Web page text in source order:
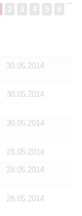
2 3 4 5 6
30.05.2014
30.05.2014
30.05.2014
28.05.2014
28.05.2014
28.05.2014